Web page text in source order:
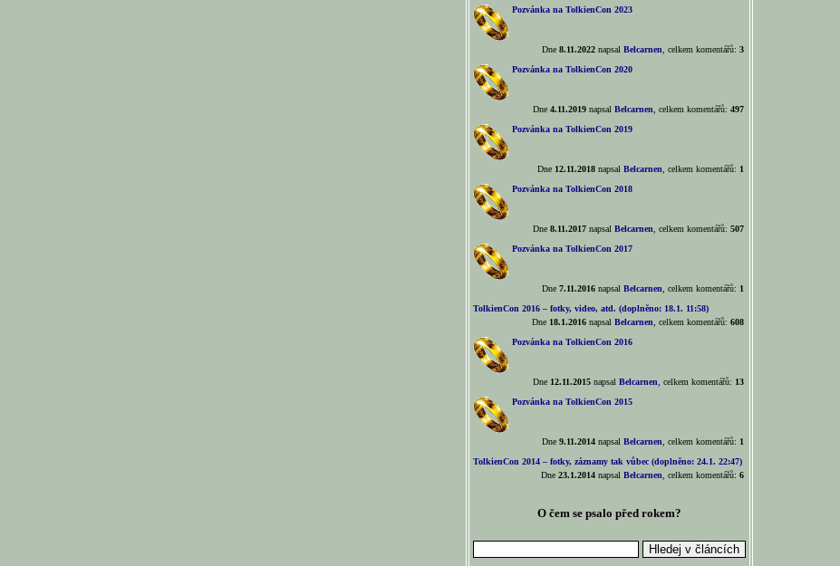
Pozvánka na TolkienCon 2023
Dne 8.11.2022napsal Belcarnen , celkem komentářů: 3
Pozvánka na TolkienCon 2020
Dne 4.11.2019napsal Belcarnen , celkem komentářů: 497
Pozvánka na TolkienCon 2019
Dne 12.11.2018napsal Belcarnen , celkem komentářů: 1
Pozvánka na TolkienCon 2018
Dne 8.11.2017napsal Belcarnen , celkem komentářů: 507
Pozvánka na TolkienCon 2017
Dne 7.11.2016napsal Belcarnen , celkem komentářů: 1
TolkienCon 2016 – fotky, video, atd. (doplněno: 18.1. 11:58)
Dne 18.1.2016napsal Belcarnen , celkem komentářů: 608
Pozvánka na TolkienCon 2016
Dne 12.11.2015napsal Belcarnen , celkem komentářů: 13
Pozvánka na TolkienCon 2015
Dne 9.11.2014napsal Belcarnen , celkem komentářů: 1
TolkienCon 2014 – fotky, záznamy tak vůbec (doplněno: 24.1. 22:47)
Dne 23.1.2014napsal Belcarnen , celkem komentářů: 6
O čem se psalo před rokem?